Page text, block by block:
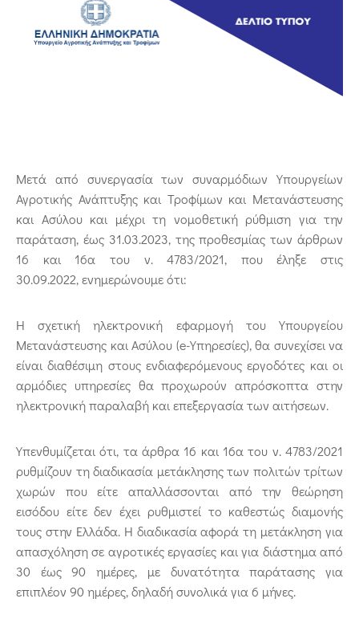
Μετά από συνεργασία των συναρμόδιων Υπουργείων
Αγροτικής Ανάπτυξης και Τροφίμων και Μετανάστευσης
και Ασύλου και μέχρι τη νομοθετική ρύθμιση για την
παράταση, έως 31.03.2023, της προθεσμίας των άρθρων
16 και 16α του ν. 4783/2021, που έληξε στις
30.09.2022, ενημερώνουμε ότι:
Η σχετική ηλεκτρονική εφαρμογή του Υπουργείου
Μετανάστευσης και Ασύλου (e-Υπηρεσίες), θα συνεχίσει να
είναι διαθέσιμη στους ενδιαφερόμενους εργοδότες και οι
αρμόδιες υπηρεσίες θα προχωρούν απρόσκοπτα στην
ηλεκτρονική παραλαβή και επεξεργασία των αιτήσεων.
Υπενθυμίζεται ότι, τα άρθρα 16 και 16α του ν. 4783/2021
ρυθμίζουν τη διαδικασία μετάκλησης των πολιτών τρίτων
χωρών που είτε απαλλάσσονται από την θεώρηση
εισόδου είτε δεν έχει ρυθμιστεί το καθεστώς διαμονής
τους στην Ελλάδα. Η διαδικασία αφορά τη μετάκληση για
απασχόληση σε αγροτικές εργασίες και για διάστημα από
30 έως 90 ημέρες, με δυνατότητα παράτασης για
επιπλέον 90 ημέρες, δηλαδή συνολικά για 6 μήνες.